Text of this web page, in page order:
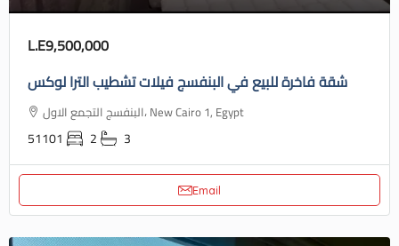
L.E9,500,000
شقة فاخرة للبيع في البنفسج فيلات تشطيب الترا لوكس
البنفسج التجمع الاول، New Cairo 1, Egypt
51101 2 3
Email